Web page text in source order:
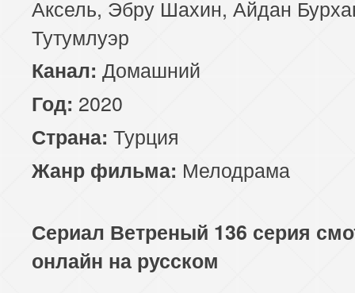
Аксель, Эбру Шахин, Айдан
Тутумлуэр
Канал: Домашний
Год: 2020
Страна: Турция
Жанр фильма: Мелодрама
Сериал Ветреный 136 серия
онлайн на русском